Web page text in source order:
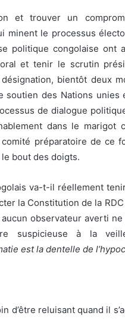
et trouver un
minent le processus
politique congolaise ont
et tenir le scrutin
bientôt deux
des Nations unies
de dialogue
dans le marigot
préparatoire de ce
bout des doigts.
va-t-il réellement
la Constitution de la
observateur averti ne
suspicieuse à la
est la dentelle de
d’être reluisant quand il